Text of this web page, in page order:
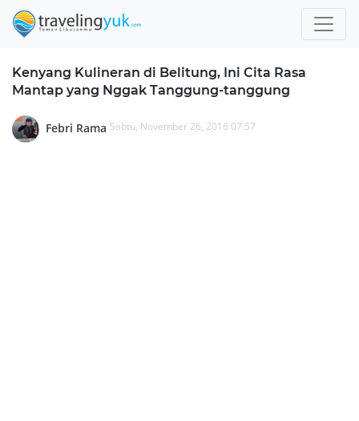
Kenyang Kulineran di Belitung, Ini Cita Rasa
Mantap yang Nggak Tanggung-tanggung
Febri Rama Sabtu, November 26, 2016 07.57